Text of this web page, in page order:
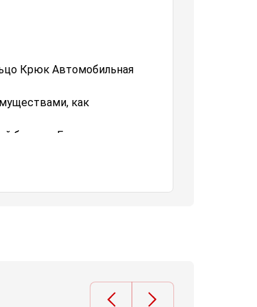
Крюк Автомобильная
как
бампер. Его просто и